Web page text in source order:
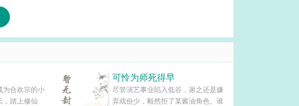
为合欢宗的小
，踏上修仙
可怜为师死得早
尽管演艺事业陷入低谷，谢之还是嫌
弃戏份少，毅然拒了某酱油角色。谁